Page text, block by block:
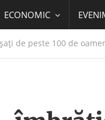
ECONOMIC
de peste 100 de